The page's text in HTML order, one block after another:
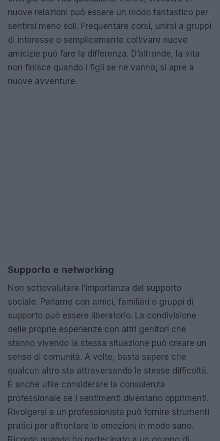
nuove relazioni può essere un modo fantastico per
sentirsi meno soli. Frequentare corsi, unirsi a gruppi
di interesse o semplicemente coltivare nuove
amicizie può fare la differenza. D’altronde, la vita
non finisce quando i figli se ne vanno; si apre a
nuove avventure.
Supporto e networking
Non sottovalutare l’importanza del supporto
sociale. Parlarne con amici, familiari o gruppi di
supporto può essere liberatorio. La condivisione
delle proprie esperienze con altri genitori che
stanno vivendo la stessa situazione può creare un
senso di comunità. A volte, basta sapere che
qualcun altro sta attraversando le stesse difficoltà.
È anche utile considerare la consulenza
professionale se i sentimenti diventano opprimenti.
Rivolgersi a un professionista può fornire strumenti
pratici per affrontare le emozioni in modo sano.